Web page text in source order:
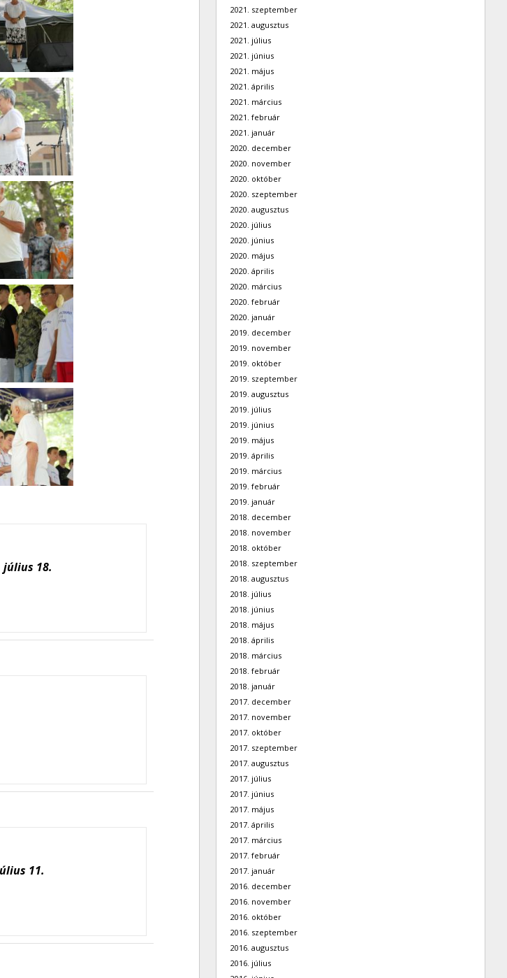
július 18.
11.
2021. szeptember
2021. augusztus
2021. július
2021. június
2021. május
2021. április
2021. március
2021. február
2021. január
2020. december
2020. november
2020. október
2020. szeptember
2020. augusztus
2020. július
2020. június
2020. május
2020. április
2020. március
2020. február
2020. január
2019. december
2019. november
2019. október
2019. szeptember
2019. augusztus
2019. július
2019. június
2019. május
2019. április
2019. március
2019. február
2019. január
2018. december
2018. november
2018. október
2018. szeptember
2018. augusztus
2018. július
2018. június
2018. május
2018. április
2018. március
2018. február
2018. január
2017. december
2017. november
2017. október
2017. szeptember
2017. augusztus
2017. július
2017. június
2017. május
2017. április
2017. március
2017. február
2017. január
2016. december
2016. november
2016. október
2016. szeptember
2016. augusztus
2016. július